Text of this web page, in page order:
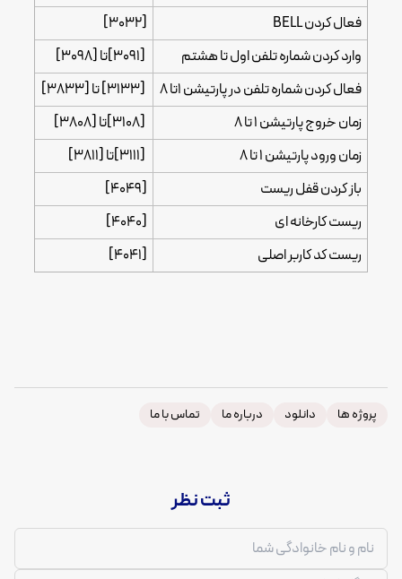
فعال کردن BELL
[3032]
وارد کردن شماره تلفن اول تا هشتم
[3091]تا [3098]
فعال کردن شماره تلفن در پارتیشن 1تا 8
[3133] تا [3833]
زمان خروج پارتیشن 1 تا 8
[3108]تا [3808]
زمان ورود پارتیشن 1 تا 8
[3111]تا [3811]
باز کردن قفل ریست
[4049]
ریست کارخانه ای
[4040]
ریست کد کاربر اصلی
[4041]
پروژه ها دانلود درباره ما تماس با ما
ثبت نظر